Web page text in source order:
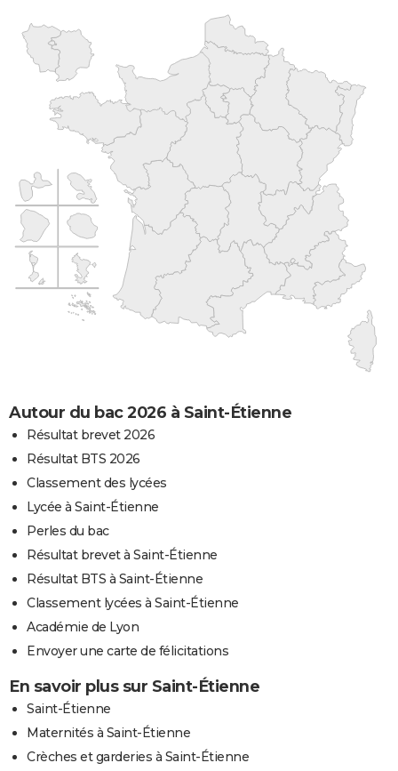
Autour du bac 2026 à Saint-Étienne
Résultat brevet 2026
Résultat BTS 2026
Classement des lycées
Lycée à Saint-Étienne
Perles du bac
Résultat brevet à Saint-Étienne
Résultat BTS à Saint-Étienne
Classement lycées à Saint-Étienne
Académie de Lyon
Envoyer une carte de félicitations
En savoir plus sur Saint-Étienne
Saint-Étienne
Maternités à Saint-Étienne
Crèches et garderies à Saint-Étienne